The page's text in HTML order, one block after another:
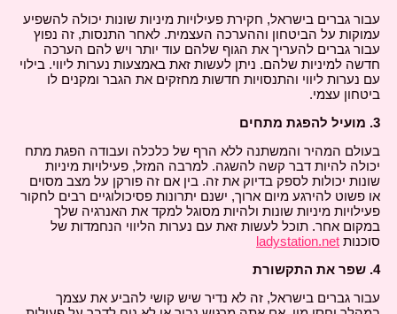
עבור גברים בישראל, חקירת פעילויות מיניות שונות יכולה להשפיע
עמוקות על הביטחון וההערכה העצמית. לאחר התנסות, זה נפוץ
עבור גברים להעריך את הגוף שלהם עוד יותר ויש להם הערכה
חדשה למיניות שלהם. ניתן לעשות זאת באמצעות נערות ליווי. בילוי
עם נערות ליווי והתנסויות חדשות מחזקים את הגבר ומקנים לו
ביטחון עצמי.
3. מועיל להפגת מתחים
בעולם המהיר והמשתנה ללא הרף של כלכלה ועבודה הפגת מתח
יכולה להיות דבר קשה להשגה. למרבה המזל, פעילויות מיניות
שונות יכולות לספק בדיוק את זה. בין אם זה פורקן על מצב מסוים
או פשוט להירגע מיום ארוך, ישנם יתרונות פסיכולוגיים רבים לחקור
פעילויות מיניות שונות ולהיות מסוגל למקד את האנרגיה שלך
במקום אחר. תוכל לעשות זאת עם נערות הליווי הנחמדות של
סוכנות ladystation.net
4. שפר את התקשורת
עבור גברים בישראל, זה לא נדיר שיש קושי להביע את עצמך